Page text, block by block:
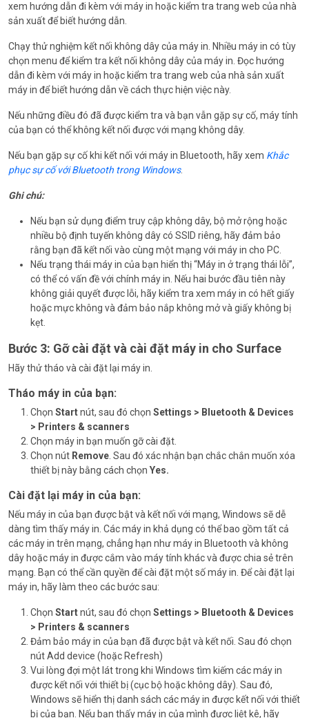
xem hướng dẫn đi kèm với máy in hoặc kiểm tra trang web của nhà
sản xuất để biết hướng dẫn.
Chạy thử nghiệm kết nối không dây của máy in. Nhiều máy in có tùy
chọn menu để kiểm tra kết nối không dây của máy in. Đọc hướng
dẫn đi kèm với máy in hoặc kiểm tra trang web của nhà sản xuất
máy in để biết hướng dẫn về cách thực hiện việc này.
Nếu những điều đó đã được kiểm tra và bạn vẫn gặp sự cố, máy tính
của bạn có thể không kết nối được với mạng không dây.
Nếu bạn gặp sự cố khi kết nối với máy in Bluetooth, hãy xem Khắc
phục sự cố với Bluetooth trong Windows.
Ghi chú:
Nếu bạn sử dụng điểm truy cập không dây, bộ mở rộng hoặc
nhiều bộ định tuyến không dây có SSID riêng, hãy đảm bảo
rằng bạn đã kết nối vào cùng một mạng với máy in cho PC.
Nếu trạng thái máy in của bạn hiển thị “Máy in ở trạng thái lỗi”,
có thể có vấn đề với chính máy in. Nếu hai bước đầu tiên này
không giải quyết được lỗi, hãy kiểm tra xem máy in có hết giấy
hoặc mực không và đảm bảo nắp không mở và giấy không bị
kẹt.
Bước 3: Gỡ cài đặt và cài đặt máy in cho Surface
Hãy thử tháo và cài đặt lại máy in.
Tháo máy in của bạn:
Chọn Startnút, sau đó chọn Settings > Bluetooth & Devices
> Printers & scanners
Chọn máy in bạn muốn gỡ cài đặt.
Chọn nút Remove. Sau đó xác nhận bạn chắc chắn muốn xóa
thiết bị này bằng cách chọn Yes.
Cài đặt lại máy in của bạn:
Nếu máy in của bạn được bật và kết nối với mạng, Windows sẽ dễ
dàng tìm thấy máy in. Các máy in khả dụng có thể bao gồm tất cả
các máy in trên mạng, chẳng hạn như máy in Bluetooth và không
dây hoặc máy in được cắm vào máy tính khác và được chia sẻ trên
mạng. Bạn có thể cần quyền để cài đặt một số máy in. Để cài đặt lại
máy in, hãy làm theo các bước sau:
Chọn Startnút, sau đó chọn Settings > Bluetooth & Devices
> Printers & scanners
Đảm bảo máy in của bạn đã được bật và kết nối. Sau đó chọn
nút Add device (hoặc Refresh)
Vui lòng đợi một lát trong khi Windows tìm kiếm các máy in
được kết nối với thiết bị (cục bộ hoặc không dây). Sau đó,
Windows sẽ hiển thị danh sách các máy in được kết nối với thiết
bị của bạn. Nếu bạn thấy máy in của mình được liệt kê, hãy